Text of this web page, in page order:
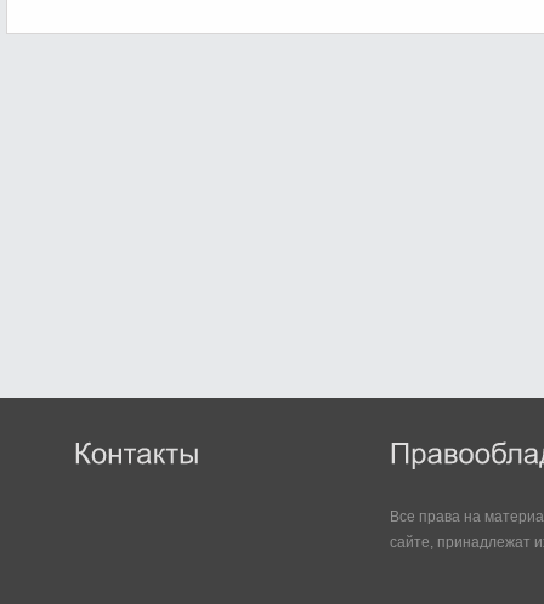
Все права на
сайте, принадлежат